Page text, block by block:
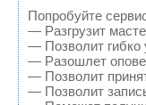
Попробуйте
— Разгрузит
— Позволит гибко
— Разошлет
— Позволит
— Позволит